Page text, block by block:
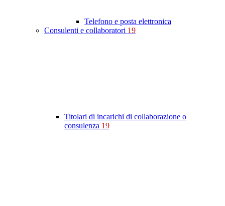
Telefono e posta elettronica
Consulenti e collaboratori 19
Titolari di incarichi di collaborazione o
consulenza 19